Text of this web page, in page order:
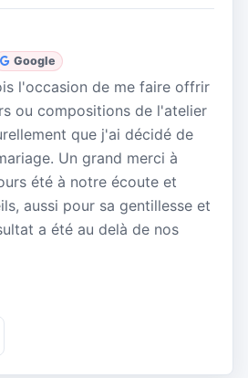
Google
l'occasion de me faire offrir
ou compositions de l'atelier
que j'ai décidé de
Un grand merci à
été à notre écoute et
aussi pour sa gentillesse et
a été au delà de nos